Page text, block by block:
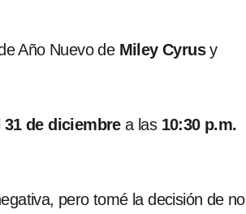
Año Nuevo de Miley Cyrusy
31 de diciembrea las 10:30 p.m.
pero tomé la decisión de no